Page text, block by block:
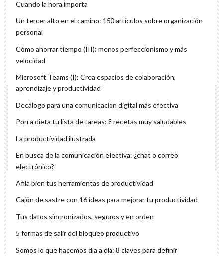
Cuando la hora importa
Un tercer alto en el camino: 150 artículos sobre organización
personal
Cómo ahorrar tiempo (III): menos perfeccionismo y más
velocidad
Microsoft Teams (I): Crea espacios de colaboración,
aprendizaje y productividad
Decálogo para una comunicación digital más efectiva
Pon a dieta tu lista de tareas: 8 recetas muy saludables
La productividad ilustrada
En busca de la comunicación efectiva: ¿chat o correo
electrónico?
Afila bien tus herramientas de productividad
Cajón de sastre con 16 ideas para mejorar tu productividad
Tus datos sincronizados, seguros y en orden
5 formas de salir del bloqueo productivo
Somos lo que hacemos día a día: 8 claves para definir